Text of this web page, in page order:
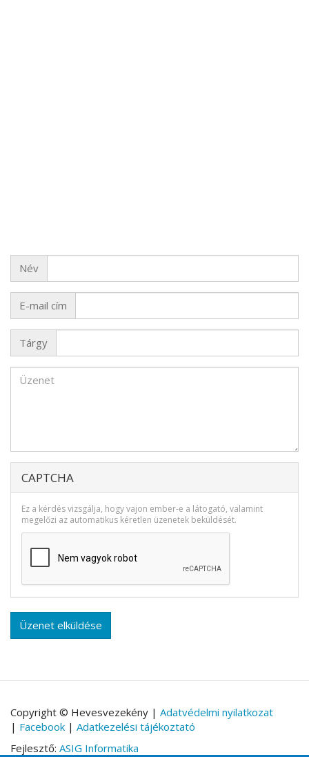
Név
Név
E-
mail
cím
E-mail cím
Tárgy
Tárgy
Üzenet
CAPTCHA
Ez a kérdés vizsgálja, hogy vajon ember-e a látogató, valamint
megelőzi az automatikus kéretlen üzenetek beküldését.
Üzenet elküldése
Copyright © Hevesvezekény | Adatvédelmi nyilatkozat
| Facebook | Adatkezelési tájékoztató
Fejlesztő: ASIG Informatika